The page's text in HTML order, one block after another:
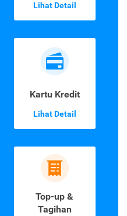
Lihat Detail
Kartu Kredit
Lihat Detail
Top-up &
Tagihan